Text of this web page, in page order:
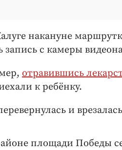
накануне
запись с камеры
отравившись
к ребёнку.
и
площади Победы